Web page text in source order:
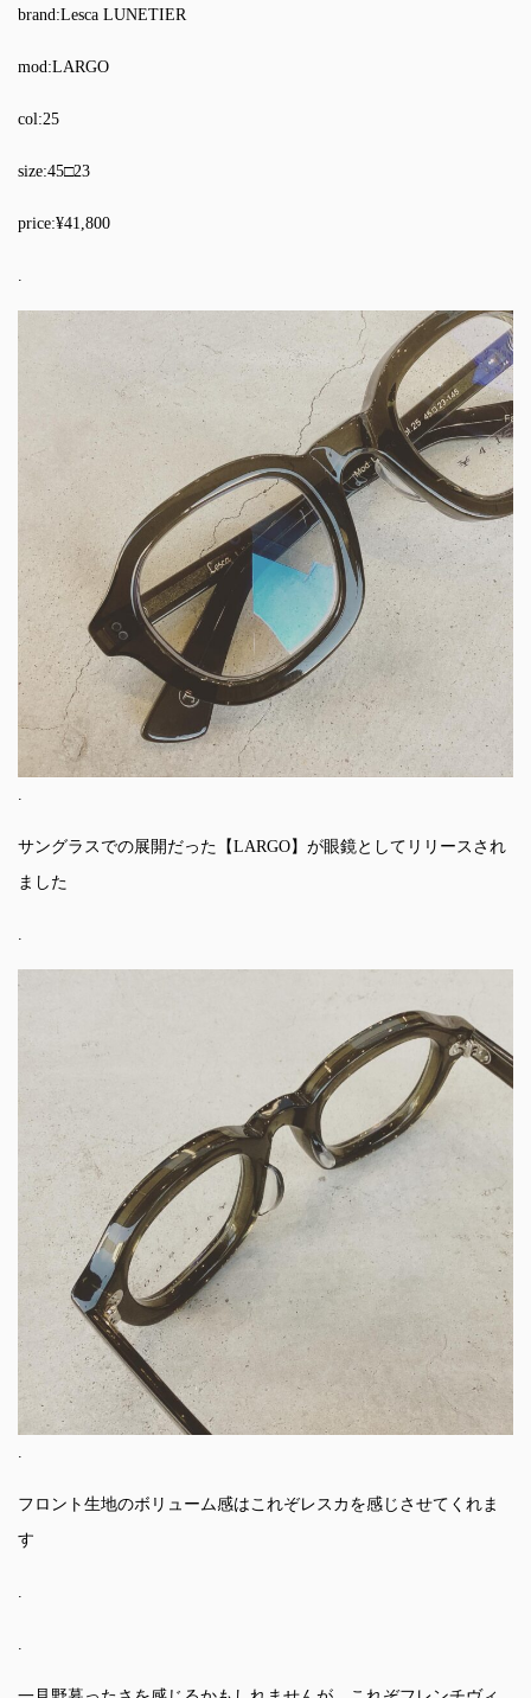
brand:Lesca LUNETIER
mod:LARGO
col:25
size:45□23
price:¥41,800
.
サングラスでの展開だった【LARGO】が眼鏡としてリリースされ
ました
.
フロント生地のボリューム感はこれぞレスカを感じさせてくれま
す
.
.